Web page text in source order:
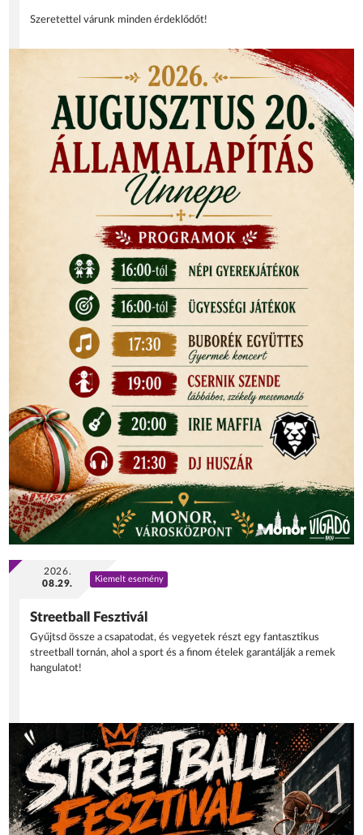
Szeretettel várunk minden érdeklődőt!
2026.
08.29.
Kiemelt esemény
Streetball Fesztivál
Gyűjtsd össze a csapatodat, és vegyetek részt egy fantasztikus
streetball tornán, ahol a sport és a finom ételek garantálják a remek
hangulatot!